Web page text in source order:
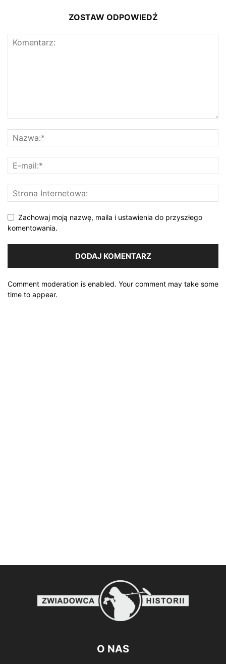
ZOSTAW ODPOWIEDŹ
Zachowaj moją nazwę, maila i ustawienia do przyszłego
komentowania.
Comment moderation is enabled. Your comment may take some
time to appear.
O NAS